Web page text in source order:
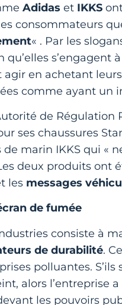
Adidas et IKKS
consommateurs
« . Par les
qu’elles
en achetant
comme ayant un
de
ses chaussures
marin IKKS qui «
deux produits ont
les messages
de fumée
consiste à
de durabilité.
polluantes.
alors l’entreprise
les pouvoirs